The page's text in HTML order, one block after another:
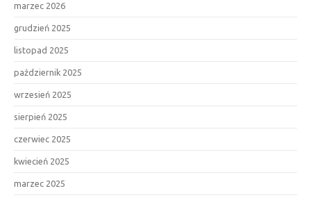
marzec 2026
grudzień 2025
listopad 2025
październik 2025
wrzesień 2025
sierpień 2025
czerwiec 2025
kwiecień 2025
marzec 2025